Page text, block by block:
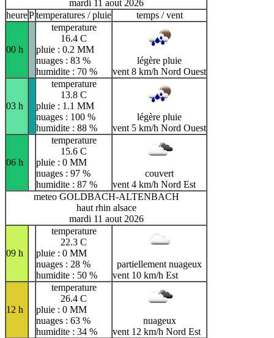
mardi 11 aout 2026
heurePtemperatures / pluie temps / vent
00 h
temperature
16.4 C
pluie : 0.2 MM
nuages : 83 %
humidite : 70 %
légère pluie
vent 8 km/h Nord Ouest
03 h
temperature
13.8 C
pluie : 1.1 MM
nuages : 100 %
humidite : 88 %
légère pluie
vent 5 km/h Nord Ouest
06 h
temperature
15.6 C
pluie : 0 MM
nuages : 97 %
humidite : 87 %
couvert
vent 4 km/h Nord Est
meteo GOLDBACH-ALTENBACH
haut rhin alsace
mardi 11 aout 2026
09 h
temperature
22.3 C
pluie : 0 MM
nuages : 28 %
humidite : 50 %
partiellement nuageux
vent 10 km/h Est
12 h
temperature
26.4 C
pluie : 0 MM
nuages : 63 %
humidite : 34 %
nuageux
vent 12 km/h Nord Est